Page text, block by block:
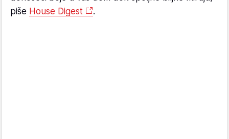
piše House Digest .